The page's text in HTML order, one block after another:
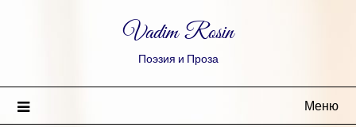
Vadim Rosin
Поэзия и Проза
Меню